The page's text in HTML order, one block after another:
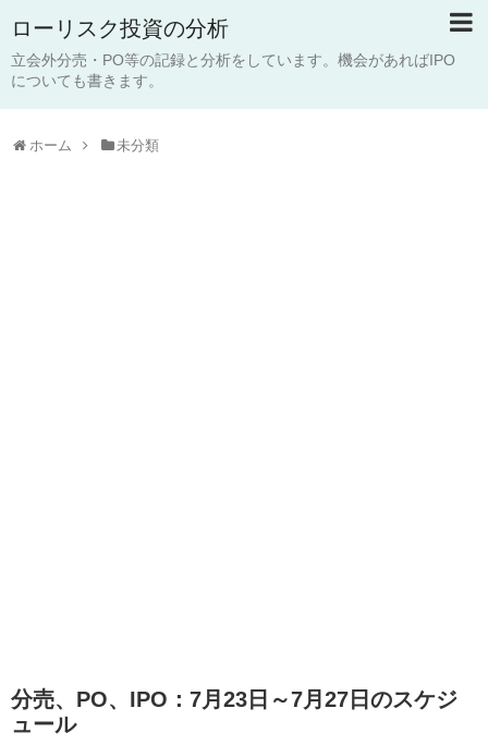
ローリスク投資の分析
立会外分売・PO等の記録と分析をしています。機会があればIPO
についても書きます。
ホーム 未分類
分売、PO、IPO：7月23日～7月27日のスケジ
ュール